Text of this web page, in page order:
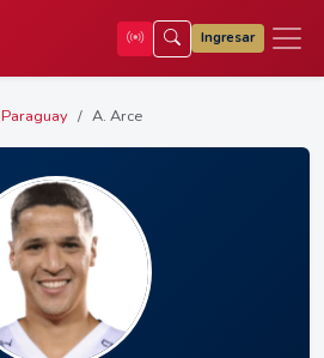
Ingresar
Paraguay A. Arce